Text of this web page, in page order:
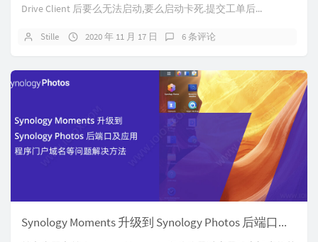
Drive Client 后要么无法启动,要么启动卡死.提交工单后...
Stille 2020 年 11 月 17 日 6 条评论
Synology Moments 升级到 Synology Photos 后端口及应用程序门户域名等问题解决方法